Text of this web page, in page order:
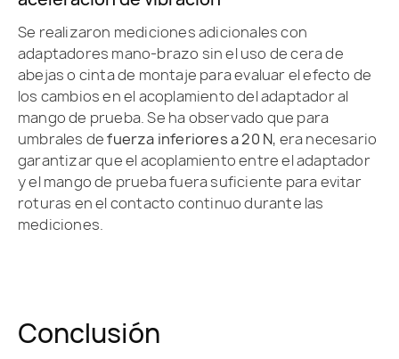
Se realizaron mediciones adicionales con
adaptadores mano-brazo sin el uso de cera de
abejas o cinta de montaje para evaluar el efecto de
los cambios en el acoplamiento del adaptador al
mango de prueba. Se ha observado que para
umbrales defuerza inferiores a 20 N, era necesario
garantizar que el acoplamiento entre el adaptador
y el mango de prueba fuera suficiente para evitar
roturas en el contacto continuo durante las
mediciones.
Conclusión